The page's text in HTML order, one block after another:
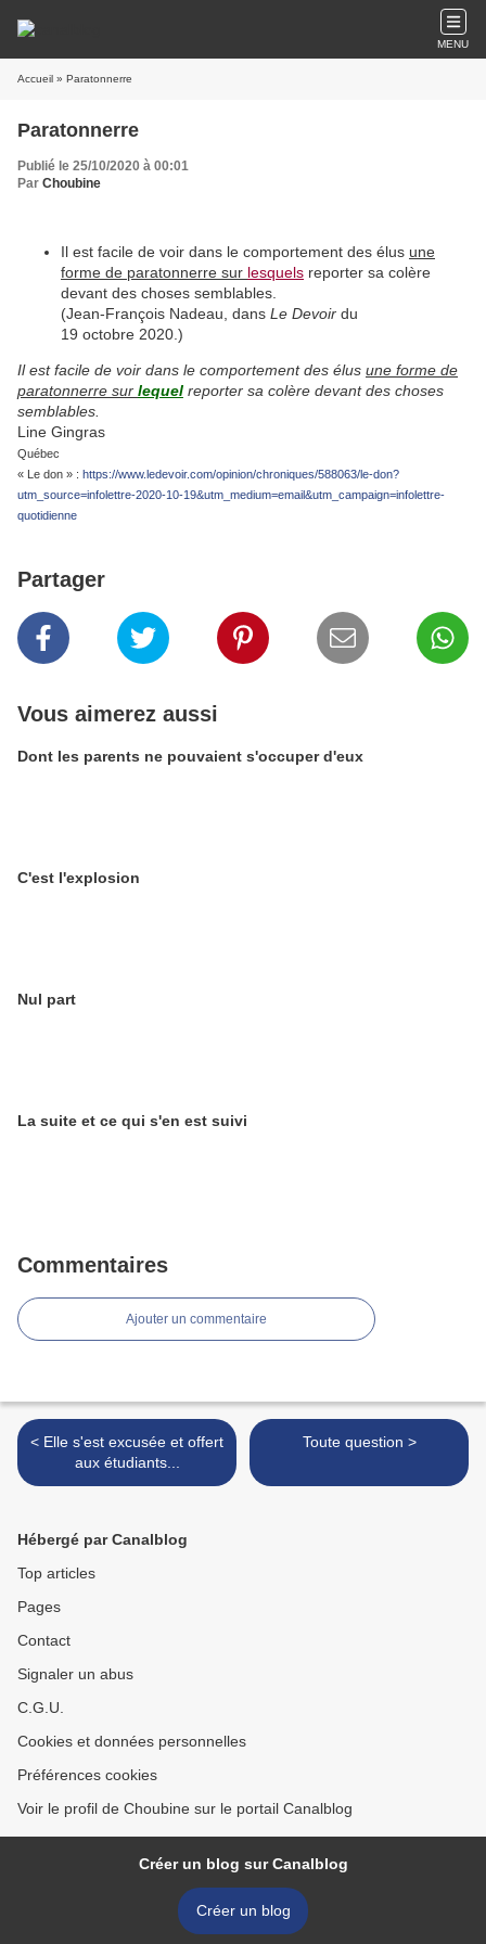
MENU
Accueil » Paratonnerre
Paratonnerre
Publié le 25/10/2020 à 00:01
Par Choubine
Il est facile de voir dans le comportement des élus une
forme de paratonnerre sur lesquels reporter sa colère
devant des choses semblables.
(Jean-François Nadeau, dans Le Devoir du
19 octobre 2020.)
Il est facile de voir dans le comportement des élus une forme de
paratonnerre sur lequel reporter sa colère devant des choses
semblables.
Line Gingras
Québec
« Le don » : https://www.ledevoir.com/opinion/chroniques/588063/le-don?
utm_source=infolettre-2020-10-19&utm_medium=email&utm_campaign=infolettre-
quotidienne
Partager
Vous aimerez aussi
Dont les parents ne pouvaient s'occuper d'eux
C'est l'explosion
Nul part
La suite et ce qui s'en est suivi
Commentaires
Ajouter un commentaire
< Elle s'est excusée et offert
aux étudiants...
Toute question >
Hébergé par Canalblog
Top articles
Pages
Contact
Signaler un abus
C.G.U.
Cookies et données personnelles
Préférences cookies
Voir le profil de Choubine sur le portail Canalblog
Créer un blog sur Canalblog
Créer un blog